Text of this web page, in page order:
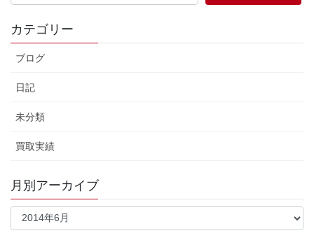
カテゴリー
ブログ
日記
未分類
買取実績
月別アーカイブ